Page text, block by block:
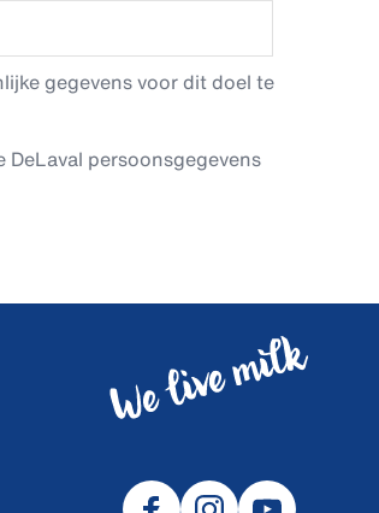
gegevens voor dit doel te
persoonsgegevens